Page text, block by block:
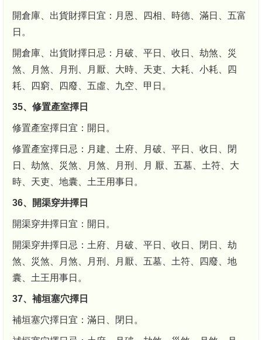
開倉庫、出貨財擇日宜：月恩、四相、時德、滿日、五富
日。
開倉庫、出貨財擇日忌：月破、平日、收日、劫煞、災
煞、月煞、月刑、月厭、大時、天吏、大耗、小耗、四
耗、四窮、四廢、五虛、九空、甲日。
35、修置產室擇日
修置產室擇日宜：開日。
修置產室擇日忌：月建、土府、月破、平日、收日、閉
日、劫煞、災煞、月煞、月刑、月 厭、五墓、土符、大
時、天吏、地囊、土王用事日。
36、開渠穿井擇日
開渠穿井擇日宜：開日。
開渠穿井擇日忌：土府、月破、平日、收日、閉日、劫
煞、災煞、月煞、月刑、月厭、五墓、土符、四廢、地
囊、土王用事日。
37、補垣塞穴擇日
補垣塞穴擇日宜：滿日、閉日。